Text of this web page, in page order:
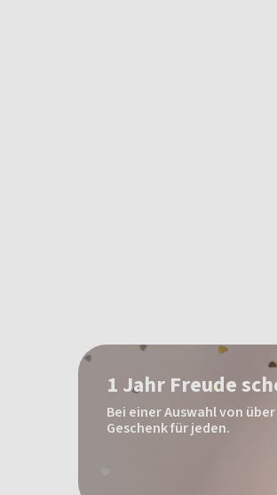
1 Jahr Freude
Bei einer Auswahl von
Geschenk für jeden.